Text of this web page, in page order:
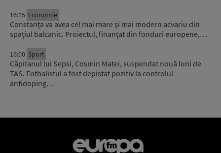
16:15 Economie
Constanța va avea cel mai mare și mai modern acvariu din
spațiul balcanic. Proiectul, finanțat din fonduri europene,…
16:00 Sport
Căpitanul lui Sepsi, Cosmin Matei, suspendat nouă luni de
TAS. Fotbalistul a fost depistat pozitiv la controlul
antidoping…